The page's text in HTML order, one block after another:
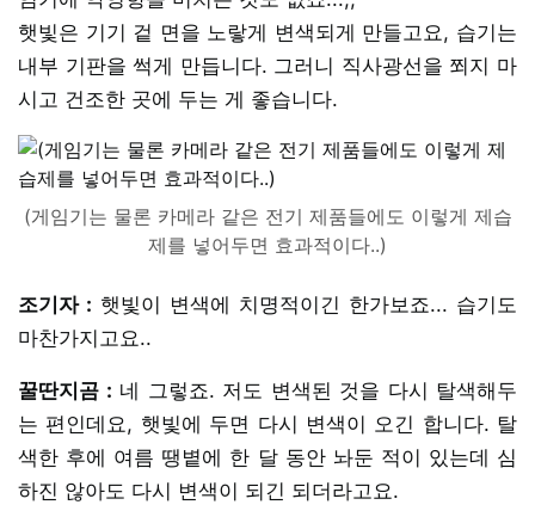
햇빛은 기기 겉 면을 노랗게 변색되게 만들고요, 습기는
내부 기판을 썩게 만듭니다. 그러니 직사광선을 쬐지 마
시고 건조한 곳에 두는 게 좋습니다.
(게임기는 물론 카메라 같은 전기 제품들에도 이렇게 제습
제를 넣어두면 효과적이다..)
조기자 : 햇빛이 변색에 치명적이긴 한가보죠... 습기도
마찬가지고요..
꿀딴지곰 : 네 그렇죠. 저도 변색된 것을 다시 탈색해두
는 편인데요, 햇빛에 두면 다시 변색이 오긴 합니다. 탈
색한 후에 여름 땡볕에 한 달 동안 놔둔 적이 있는데 심
하진 않아도 다시 변색이 되긴 되더라고요.